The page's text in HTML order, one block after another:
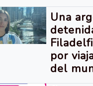
Una
por
del